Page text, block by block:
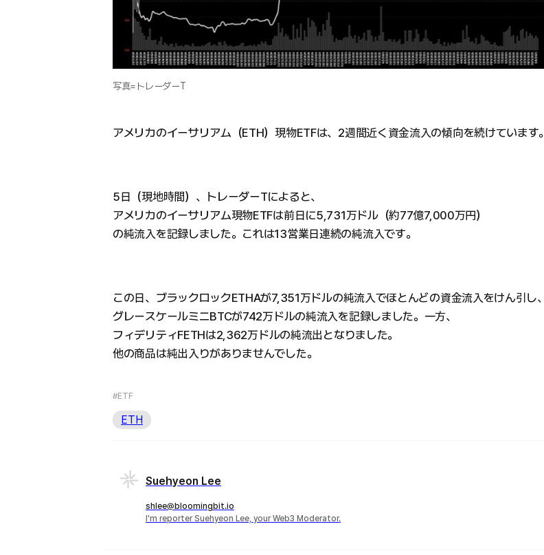
写真=トレーダーT
アメリカのイーサリアム（ETH）現物ETFは、2週間近く資金流入の傾向を続けています。
5日（現地時間）、トレーダーTによると、
アメリカのイーサリアム現物ETFは前日に5,731万ドル（約77億7,000万円）
の純流入を記録しました。これは13営業日連続の純流入です。
この日、ブラックロックETHAが7,351万ドルの純流入でほとんどの資金流入をけん引し、
グレースケールミニBTCが742万ドルの純流入を記録しました。一方、
フィデリティFETHは2,362万ドルの純流出となりました。
他の商品は純出入りがありませんでした。
#ETF
ETH
Suehyeon Lee
shlee@bloomingbit.io
I'm reporter Suehyeon Lee, your Web3 Moderator.